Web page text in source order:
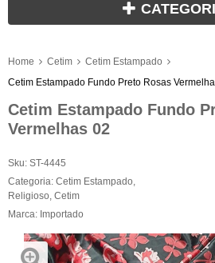
Home Cetim
Cetim Estampado
Cetim Estampado Fundo Preto Rosas
Cetim Estampado Fundo
Vermelhas 02
Sku: ST-4445
Categoria: Cetim Estampado
Religioso Cetim
Marca: Importado